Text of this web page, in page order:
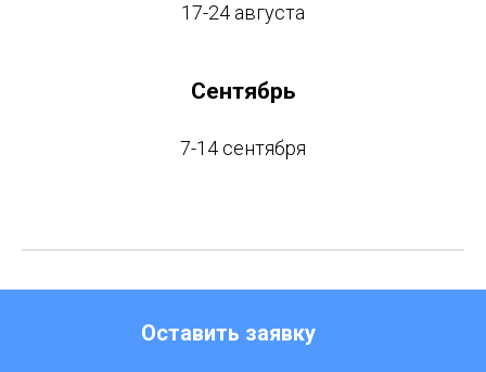
17-24 августа
Сентябрь
7-14 сентября
Оставить заявку